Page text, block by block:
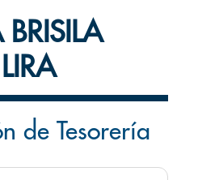
BRISILA
de Tesorería